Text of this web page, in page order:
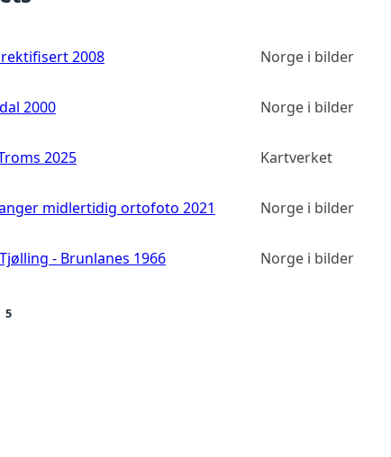
2008 Norge i bilder
2000 Norge i bilder
2025 Kartverket
midlertidig ortofoto 2021 Norge i bilder
- Brunlanes 1966 Norge i bilder
5